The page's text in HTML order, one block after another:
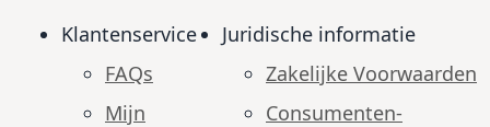
Klantenservice
FAQs
Mijn
Juridische informatie
Zakelijke Voorwaarden
Consumenten­